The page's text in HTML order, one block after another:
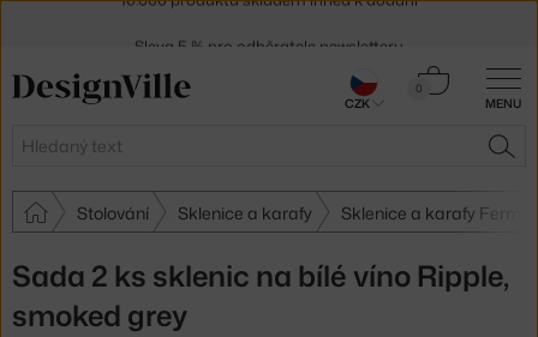
MENU
Hledat
0
Košík
Stolování Sklenice a karafy Sklenice a karafy Ferm
Sada 2 ks sklenic na bílé víno Ripple,
smoked grey
30 dní na vrácení zboží
CZK